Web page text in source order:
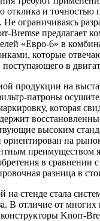
отклика и точностью
ограничиваясь
Bremse предлагает
«Евро-6» в
которые
поступающего в
продукции на
патроны
которая
высоким
на
преимуществом
в сравнении
разница в
стенде стала
В отличие от многих
Knorr-